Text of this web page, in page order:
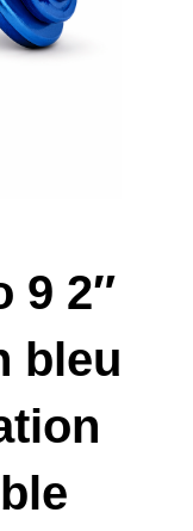
9 2″
bleu